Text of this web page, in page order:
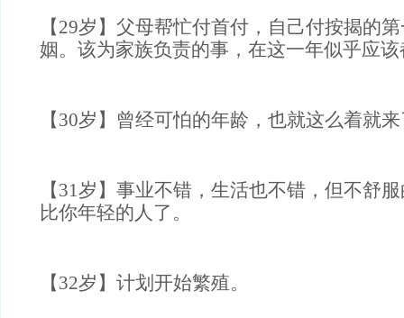
【29岁】父母帮忙付首付，自己付按揭的
姻。该为家族负责的事，在这一年似乎应该
【30岁】曾经可怕的年龄，也就这么着就
【31岁】事业不错，生活也不错，但不舒
比你年轻的人了。
【32岁】计划开始繁殖。